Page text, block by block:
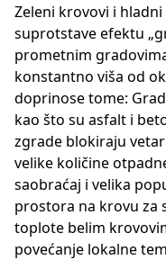
Zeleni krovovi i
suprotstave efektu
prometnim
konstantno viša od
doprinose tome:
kao što su asfalt i
zgrade blokiraju
velike količine
saobraćaj i velika
prostora na krovu za
toplote belim
povećanje lokalne